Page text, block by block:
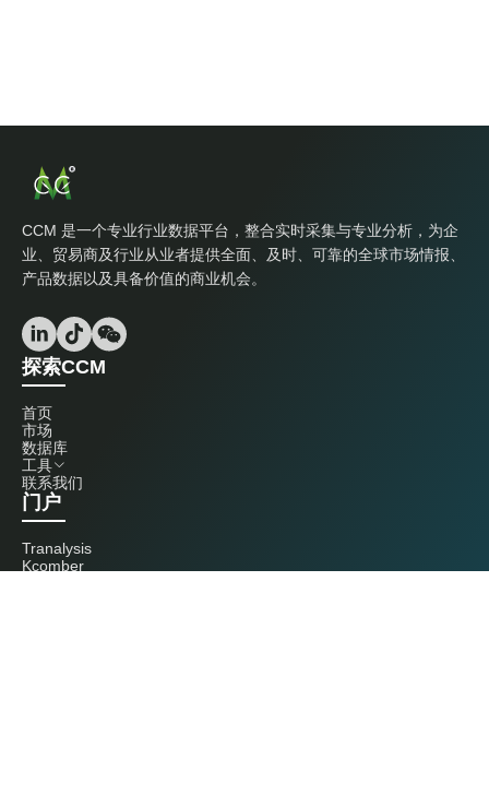
CCM 是一个专业行业数据平台，整合实时采集与专业分析，为企
业、贸易商及行业从业者提供全面、及时、可靠的全球市场情报、
产品数据以及具备价值的商业机会。
探索CCM
首页
市场
数据库
工具
联系我们
门户
Tranalysis
Kcomber